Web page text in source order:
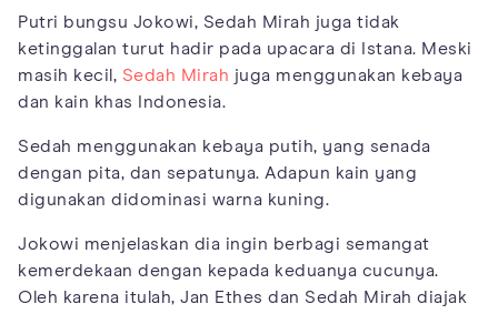
Putri bungsu Jokowi, Sedah Mirah juga tidak
ketinggalan turut hadir pada upacara di Istana. Meski
masih kecil, Sedah Mirah juga menggunakan kebaya
dan kain khas Indonesia.
Sedah menggunakan kebaya putih, yang senada
dengan pita, dan sepatunya. Adapun kain yang
digunakan didominasi warna kuning.
Jokowi menjelaskan dia ingin berbagi semangat
kemerdekaan dengan kepada keduanya cucunya.
Oleh karena itulah, Jan Ethes dan Sedah Mirah diajak